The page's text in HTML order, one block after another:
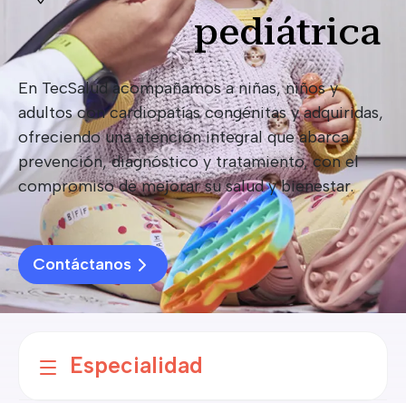
pediátrica
En TecSalud acompañamos a niñas, niños y
adultos con cardiopatías congénitas y adquiridas,
ofreciendo una atención integral que abarca
prevención, diagnóstico y tratamiento, con el
compromiso de mejorar su salud y bienestar.
Contáctanos
Especialidad